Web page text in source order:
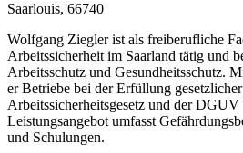
Saarlouis, 66740
Wolfgang Ziegler ist als freiberufliche
Arbeitssicherheit im Saarland tätig und
Arbeitsschutz und Gesundheitsschutz.
er Betriebe bei der Erfüllung
Arbeitssicherheitsgesetz und der
Leistungsangebot umfasst
und Schulungen.